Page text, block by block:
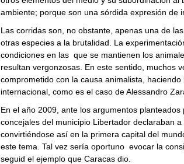
ambiente; porque son una sórdida expresión de
Las corridas son, no obstante, apenas una de
otras especies a la brutalidad. La
condiciones en las que se mantienen los
resultan vergonzosas. En este sentido, muchos
comprometido con la causa animalista, haciendo
internacional, como es el caso de Alessandro
En el año 2009, ante los argumentos
concejales del municipio Libertador declaraban a
convirtiéndose así en la primera capital del
este tema. Tal vez sería oportuno evocar la
seguid el ejemplo que Caracas dio.